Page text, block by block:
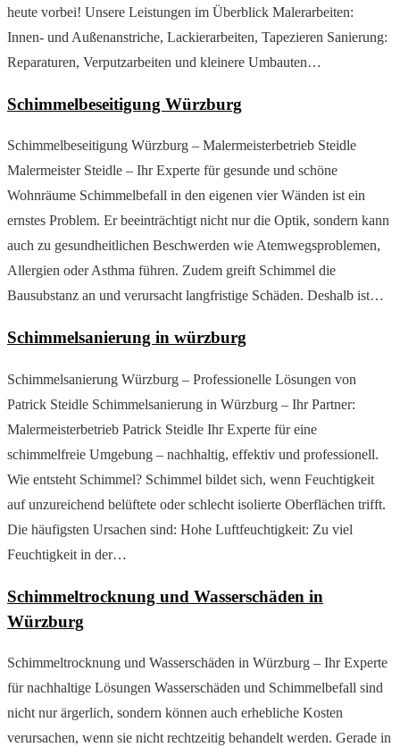
heute vorbei! Unsere Leistungen im Überblick Malerarbeiten:
Innen- und Außenanstriche, Lackierarbeiten, Tapezieren Sanierung:
Reparaturen, Verputzarbeiten und kleinere Umbauten…
Schimmelbeseitigung Würzburg
Schimmelbeseitigung Würzburg – Malermeisterbetrieb Steidle
Malermeister Steidle – Ihr Experte für gesunde und schöne
Wohnräume Schimmelbefall in den eigenen vier Wänden ist ein
ernstes Problem. Er beeinträchtigt nicht nur die Optik, sondern kann
auch zu gesundheitlichen Beschwerden wie Atemwegsproblemen,
Allergien oder Asthma führen. Zudem greift Schimmel die
Bausubstanz an und verursacht langfristige Schäden. Deshalb ist…
Schimmelsanierung in würzburg
Schimmelsanierung Würzburg – Professionelle Lösungen von
Patrick Steidle Schimmelsanierung in Würzburg – Ihr Partner:
Malermeisterbetrieb Patrick Steidle Ihr Experte für eine
schimmelfreie Umgebung – nachhaltig, effektiv und professionell.
Wie entsteht Schimmel? Schimmel bildet sich, wenn Feuchtigkeit
auf unzureichend belüftete oder schlecht isolierte Oberflächen trifft.
Die häufigsten Ursachen sind: Hohe Luftfeuchtigkeit: Zu viel
Feuchtigkeit in der…
Schimmeltrocknung und Wasserschäden in
Würzburg
Schimmeltrocknung und Wasserschäden in Würzburg – Ihr Experte
für nachhaltige Lösungen Wasserschäden und Schimmelbefall sind
nicht nur ärgerlich, sondern können auch erhebliche Kosten
verursachen, wenn sie nicht rechtzeitig behandelt werden. Gerade in